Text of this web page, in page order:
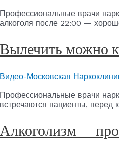
Профессиональные врачи
алкоголя после 22:00 —
Вылечить можно
Видео-Московская
Профессиональные врачи
встречаются пациенты, перед
Алкоголизм —